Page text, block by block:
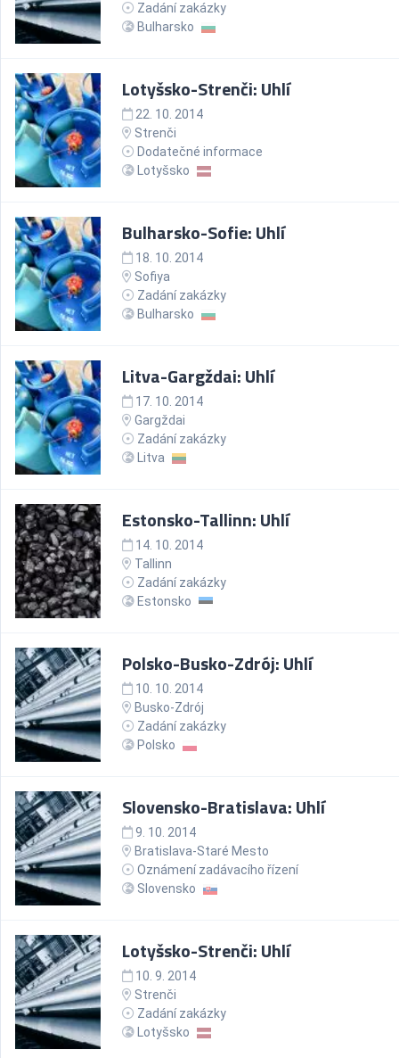
Zadání zakázky
Bulharsko
Lotyšsko-Strenči: Uhlí
22. 10. 2014
Strenči
Dodatečné informace
Lotyšsko
Bulharsko-Sofie: Uhlí
18. 10. 2014
Sofiya
Zadání zakázky
Bulharsko
Litva-Gargždai: Uhlí
17. 10. 2014
Gargždai
Zadání zakázky
Litva
Estonsko-Tallinn: Uhlí
14. 10. 2014
Tallinn
Zadání zakázky
Estonsko
Polsko-Busko-Zdrój: Uhlí
10. 10. 2014
Busko-Zdrój
Zadání zakázky
Polsko
Slovensko-Bratislava: Uhlí
9. 10. 2014
Bratislava-Staré Mesto
Oznámení zadávacího řízení
Slovensko
Lotyšsko-Strenči: Uhlí
10. 9. 2014
Strenči
Zadání zakázky
Lotyšsko